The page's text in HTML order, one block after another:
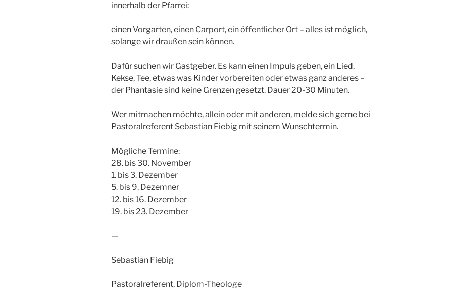
innerhalb der Pfarrei:
einen Vorgarten, einen Carport, ein öffentlicher Ort – alles ist möglich,
solange wir draußen sein können.
Dafür suchen wir Gastgeber. Es kann einen Impuls geben, ein Lied,
Kekse, Tee, etwas was Kinder vorbereiten oder etwas ganz anderes –
der Phantasie sind keine Grenzen gesetzt. Dauer 20-30 Minuten.
Wer mitmachen möchte, allein oder mit anderen, melde sich gerne bei
Pastoralreferent Sebastian Fiebig mit seinem Wunschtermin.
Mögliche Termine:
28. bis 30. November
1. bis 3. Dezember
5. bis 9. Dezemner
12. bis 16. Dezember
19. bis 23. Dezember
—
Sebastian Fiebig
Pastoralreferent, Diplom-Theologe